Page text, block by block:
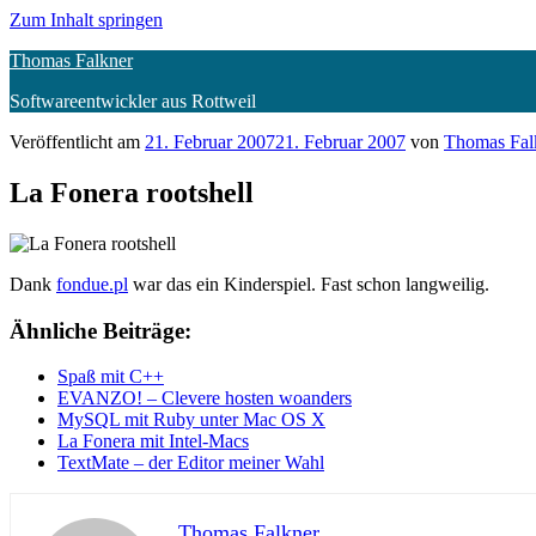
Zum Inhalt springen
Thomas Falkner
Softwareentwickler aus Rottweil
Veröffentlicht am 21. Februar 200721. Februar 2007 von Thomas
La Fonera rootshell
Dank fondue.pl war das ein Kinderspiel. Fast schon langweilig.
Ähnliche Beiträge:
Spaß mit C++
EVANZO! – Clevere hosten woanders
MySQL mit Ruby unter Mac OS X
La Fonera mit Intel-Macs
TextMate – der Editor meiner Wahl